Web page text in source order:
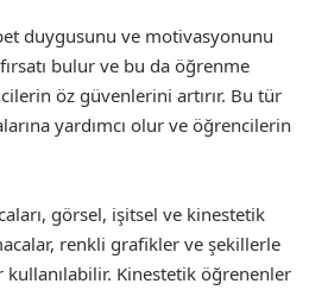
duygusunu ve motivasyonunu
bulur ve bu da öğrenme
öz güvenlerini artırır. Bu tür
yardımcı olur ve öğrencilerin
görsel, işitsel ve kinestetik
renkli grafikler ve şekillerle
Kinestetik öğrenenler